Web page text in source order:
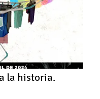
la historia.